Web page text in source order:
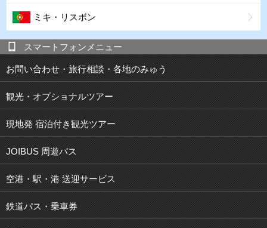
ミキ・リスボン
スマートフォンメニュー
お問い合わせ・旅行相談・各地のみゅう
観光・オプショナルツアー
現地発 宿泊付き観光ツアー
JOIBUS 周遊バス
空港・駅・港 送迎サービス
鉄道パス・乗車券